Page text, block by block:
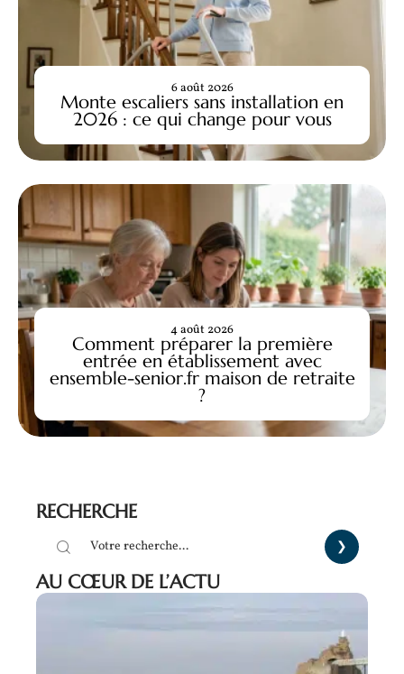
Monte escaliers sans installation en
2026 : ce qui change pour vous
6 août 2026
Comment préparer la première
entrée en établissement avec
ensemble-senior.fr maison de retraite
?
4 août 2026
RECHERCHE
AU CŒUR DE L’ACTU